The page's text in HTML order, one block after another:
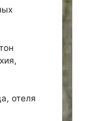
отеля